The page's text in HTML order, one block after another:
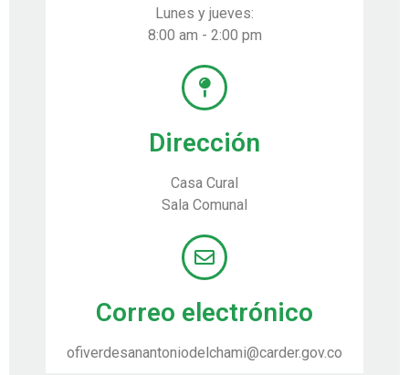
Lunes y jueves:
8:00 am - 2:00 pm
Dirección
Casa Cural
Sala Comunal
Correo electrónico
ofiverdesanantoniodelchami@carder.gov.co